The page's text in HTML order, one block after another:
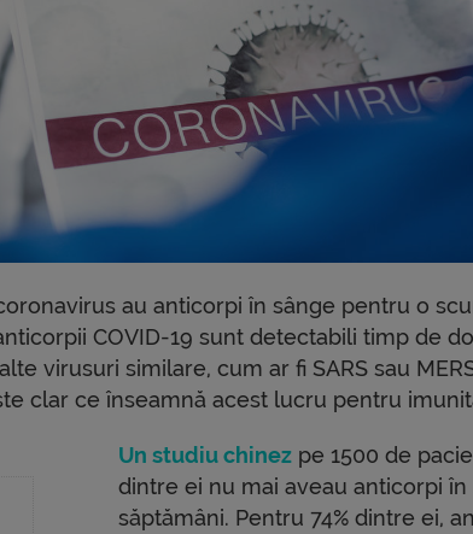
au anticorpi în sânge pentru o
COVID-19 sunt detectabili timp de
virusuri similare, cum ar fi SARS sau
clar ce înseamnă acest lucru pentru
Un studiu chinez pe 1500 de
dintre ei nu mai aveau anticorpi
săptămâni. Pentru 74% dintre ei,